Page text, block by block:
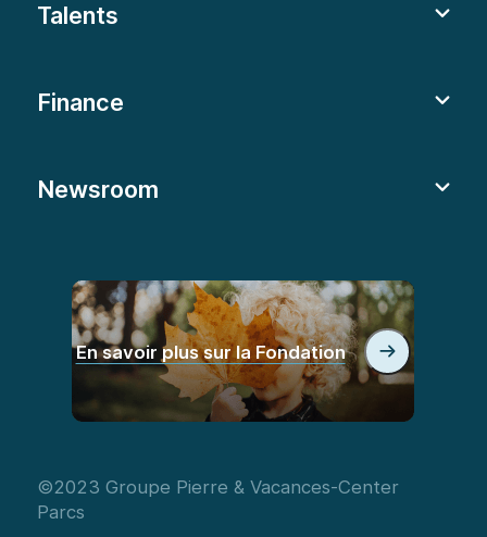
Talents
Finance
Newsroom
En savoir plus sur la Fondation
©2023 Groupe Pierre & Vacances-Center
Parcs